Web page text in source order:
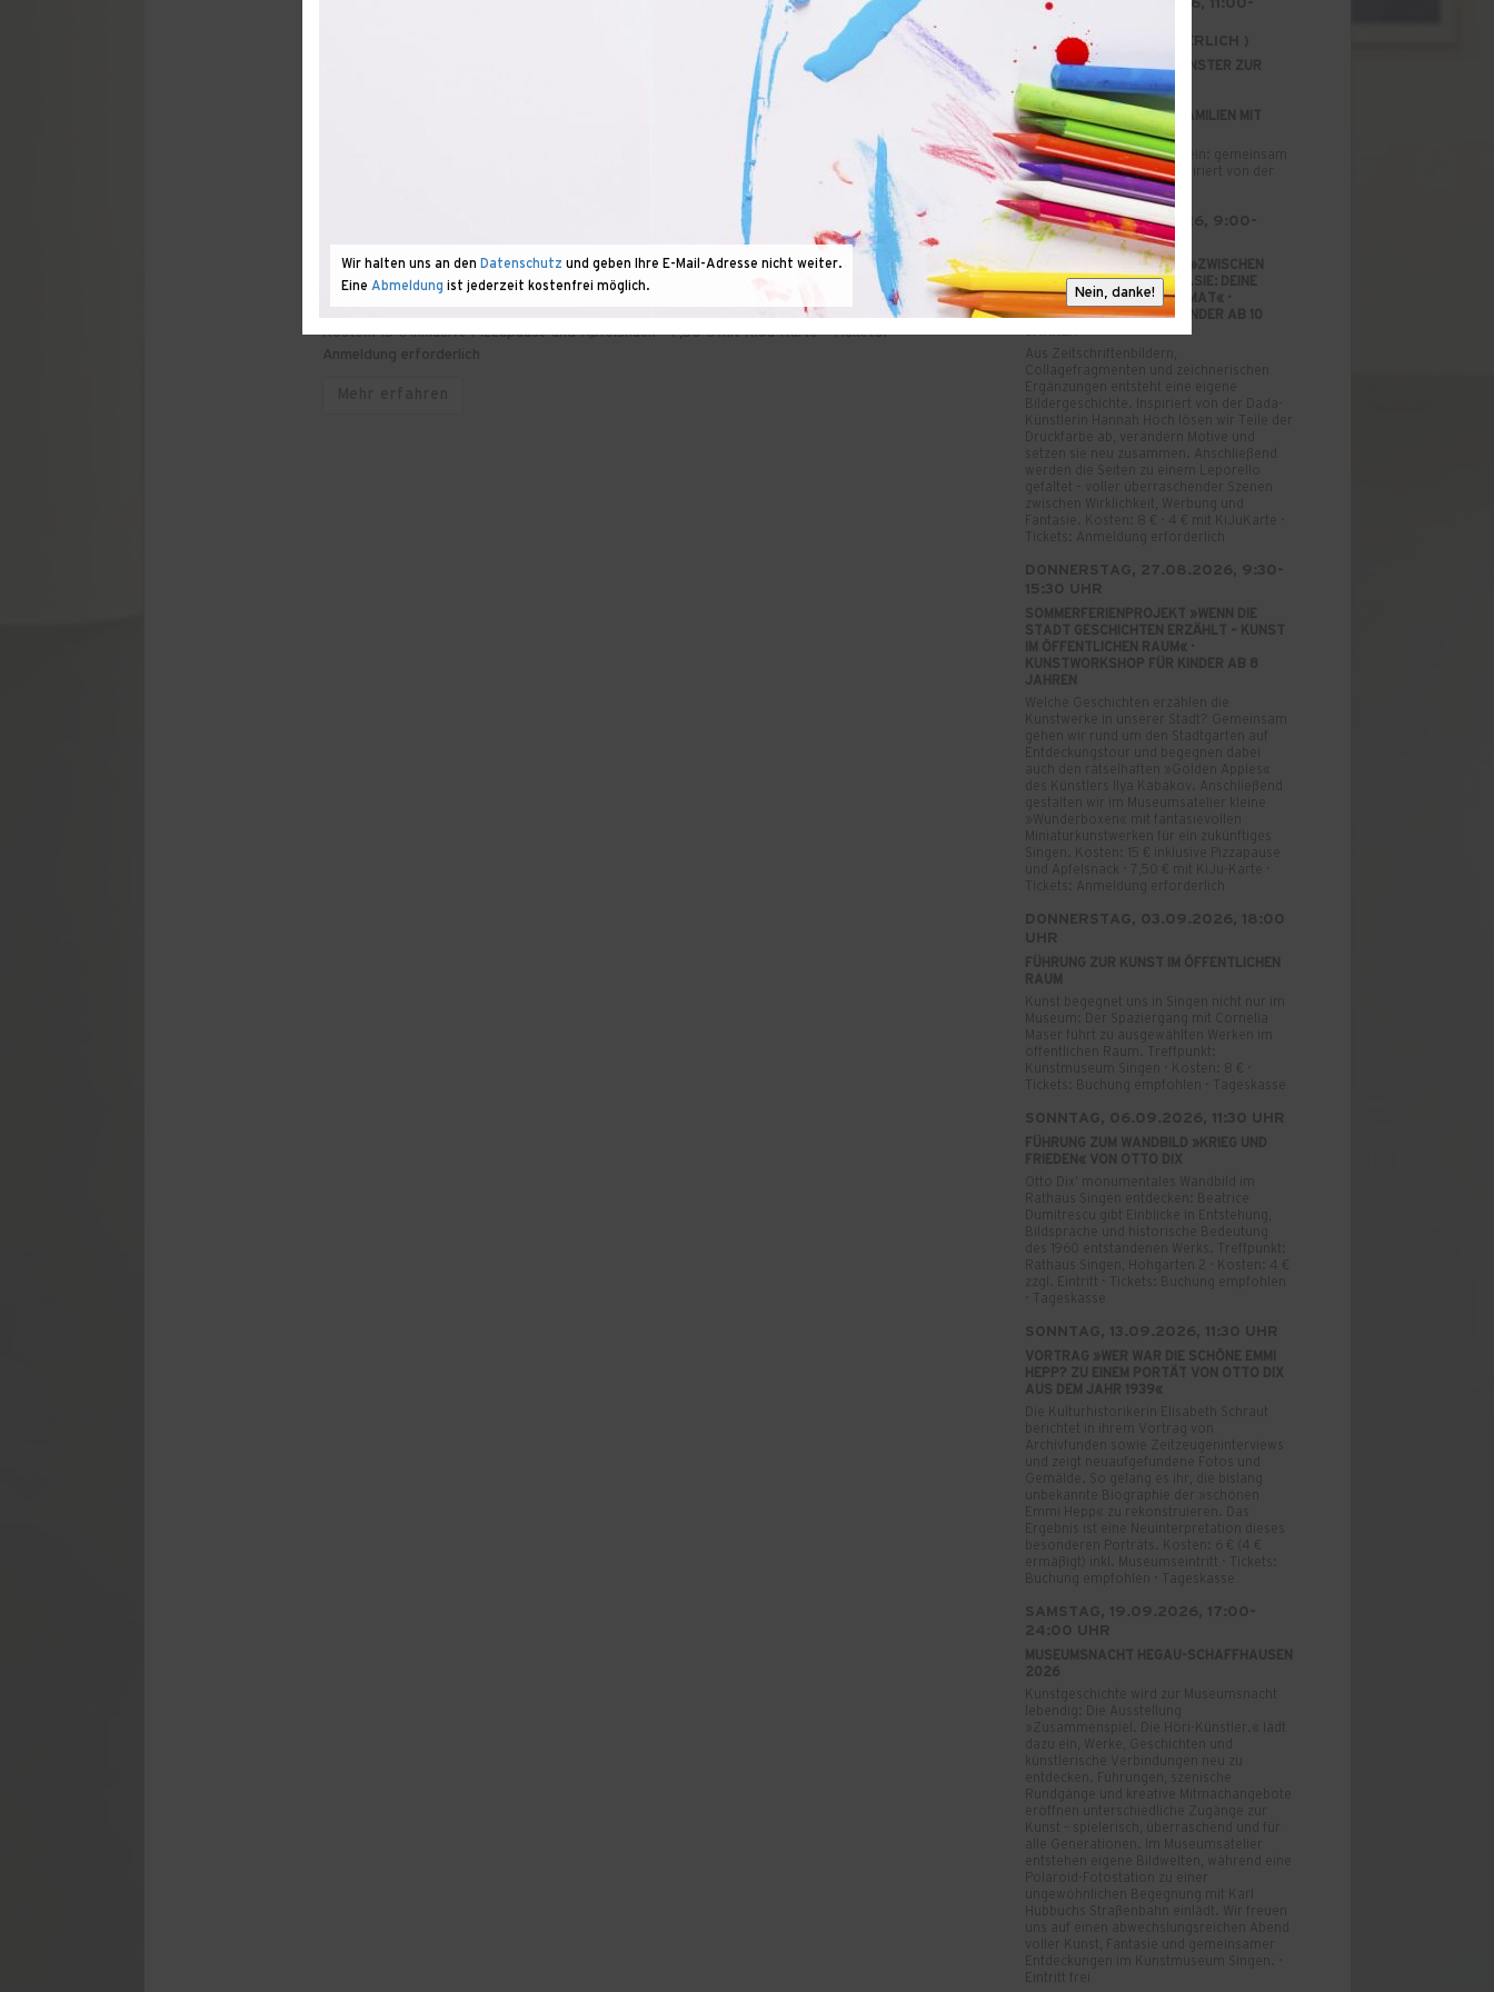
Wir halten uns an den Datenschutz und geben Ihre E-Mail-Adresse nicht weiter.
Eine Abmeldung ist jederzeit kostenfrei möglich. Nein, danke!
Kosten: 8 € · 4 € mit KiJuKarte · Tickets: Anmeldung erforderlich
SOMMERFERIENPROJEKT »WENN DIE STADT GESCHICHTEN ERZÄHLT
Welche Geschichten erzählen die Kunstwerke in unserer Stadt? Gemeinsam gehen wir rund um
den Stadtgarten auf Entdeckungstour und begegnen dabei auch den rätselhaften »Golden
Apples« des Künstlers Ilya Kabakov. Anschließend gestalten wir im
Museumsatelier kleine »Wunderboxen« mit fantasievollen Miniaturkunstwerken für ein
Kosten: 15 € inklusive Pizzapause und Apfelsnack · 7,50 € mit KiJu-Karte · Tickets:
Anmeldung erforderlich
12:30 UHR
(BUCHUNG ERFRORDERLICH )
FAMILIENATELIER »EIN FENSTER ZUR
HÖRI: DREIDIMENSIONALE
LANDSCHAFTSBILDER« ·
KREATIVANGEBOT FÜR FAMILIEN MIT
KINDERN AB 3 JAHREN
Atelierzeit für Groß und Klein: gemeinsam
künstlerisch arbeiten – inspiriert von der
aktuellen Ausstellung.
DIENSTAG, 25.08.2026, 9:00-
12:30 UHR UHR
SOMMERFERIENPROJEKT »ZWISCHEN
WIRKLICHKEIT UND FANTASIE: DEINE
GESCHICHTE IM FALTFORMAT« ·
KUNSTWORKSHOP FÜR KINDER AB 10
JAHREN
Aus Zeitschriftenbildern,
Collagefragmenten und zeichnerischen
Ergänzungen entsteht eine eigene
Bildergeschichte. Inspiriert von der Dada-
Künstlerin Hannah Höch lösen wir Teile der
Druckfarbe ab, verändern Motive und
setzen sie neu zusammen. Anschließend
werden die Seiten zu einem Leporello
gefaltet – voller überraschender Szenen
zwischen Wirklichkeit, Werbung und
Fantasie. Kosten: 8 € · 4 € mit KiJuKarte ·
Tickets: Anmeldung erforderlich
SOMMERFERIENPROJEKT »WENN DIE
STADT GESCHICHTEN ERZÄHLT – KUNST
IM ÖFFENTLICHEN RAUM« ·
KUNSTWORKSHOP FÜR KINDER AB 8
JAHREN
Welche Geschichten erzählen die
Kunstwerke in unserer Stadt? Gemeinsam
gehen wir rund um den Stadtgarten auf
Entdeckungstour und begegnen dabei
auch den rätselhaften »Golden Apples«
des Künstlers Ilya Kabakov. Anschließend
gestalten wir im Museumsatelier kleine
»Wunderboxen« mit fantasievollen
Miniaturkunstwerken für ein zukünftiges
Singen. Kosten: 15 € inklusive Pizzapause
und Apfelsnack · 7,50 € mit KiJu-Karte ·
Tickets: Anmeldung erforderlich
FÜHRUNG ZUR KUNST IM ÖFFENTLICHEN
RAUM
Kunst begegnet uns in Singen nicht nur im
Museum: Der Spaziergang mit Cornelia
Maser führt zu ausgewählten Werken im
öffentlichen Raum. Treffpunkt:
Kunstmuseum Singen · Kosten: 8 € ·
Tickets: Buchung empfohlen · Tageskasse
FÜHRUNG ZUM WANDBILD »KRIEG UND
FRIEDEN« VON OTTO DIX
Otto Dix’ monumentales Wandbild im
Rathaus Singen entdecken: Beatrice
Dumitrescu gibt Einblicke in Entstehung,
Bildsprache und historische Bedeutung
des 1960 entstandenen Werks. Treffpunkt:
Rathaus Singen, Hohgarten 2 · Kosten: 4 €
zzgl. Eintritt · Tickets: Buchung empfohlen
VORTRAG »WER WAR DIE SCHÖNE EMMI
HEPP? ZU EINEM PORTÄT VON OTTO DIX
AUS DEM JAHR 1939«
Die Kulturhistorikerin Elisabeth Schraut
berichtet in ihrem Vortrag von
Archivfunden sowie Zeitzeugeninterviews
und zeigt neuaufgefundene Fotos und
Gemälde. So gelang es ihr, die bislang
unbekannte Biographie der »schönen
Emmi Hepp« zu rekonstruieren. Das
Ergebnis ist eine Neuinterpretation dieses
besonderen Porträts. Kosten: 6 € (4 €
ermäßigt) inkl. Museumseintritt · Tickets:
Buchung empfohlen · Tageskasse
MUSEUMSNACHT HEGAU-SCHAFFHAUSEN
2026
Kunstgeschichte wird zur Museumsnacht
lebendig: Die Ausstellung
»Zusammenspiel. Die Höri-Künstler.« lädt
dazu ein, Werke, Geschichten und
künstlerische Verbindungen neu zu
entdecken. Führungen, szenische
Rundgänge und kreative Mitmachangebote
eröffnen unterschiedliche Zugänge zur
Kunst – spielerisch, überraschend und für
alle Generationen. Im Museumsatelier
entstehen eigene Bildwelten, während eine
Polaroid-Fotostation zu einer
ungewöhnlichen Begegnung mit Karl
Hubbuchs Straßenbahn einlädt. Wir freuen
uns auf einen abwechslungsreichen Abend
voller Kunst, Fantasie und gemeinsamer
Entdeckungen im Kunstmuseum Singen. ·
Eintritt frei